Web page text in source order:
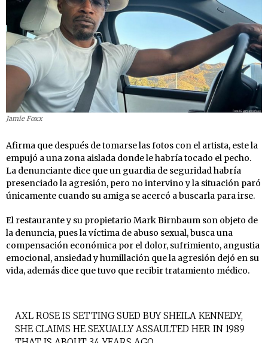
Jamie Foxx
Afirma que después de tomarse las fotos con el artista, este la
empujó a una zona aislada donde le habría tocado el pecho.
La denunciante dice que un guardia de seguridad habría
presenciado la agresión, pero no intervino y la situación paró
únicamente cuando su amiga se acercó a buscarla para irse.
El restaurante y su propietario Mark Birnbaum son objeto de
la denuncia, pues la víctima de abuso sexual, busca una
compensación económica por el dolor, sufrimiento, angustia
emocional, ansiedad y humillación que la agresión dejó en su
vida, además dice que tuvo que recibir tratamiento médico.
AXL ROSE IS SETTING SUED BUY SHEILA KENNEDY,
SHE CLAIMS HE SEXUALLY ASSAULTED HER IN 1989